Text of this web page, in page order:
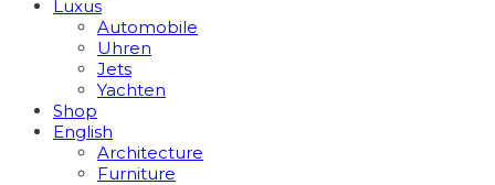
Luxus
Automobile
Uhren
Jets
Yachten
Shop
English
Architecture
Furniture